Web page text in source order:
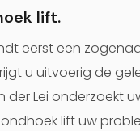
lift.
eerst een
u uitvoerig de
der Lei onderzoekt
lift uw